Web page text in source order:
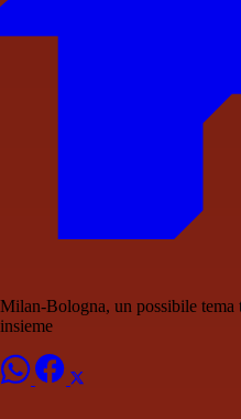
Milan-Bologna, un possibile tema
insieme